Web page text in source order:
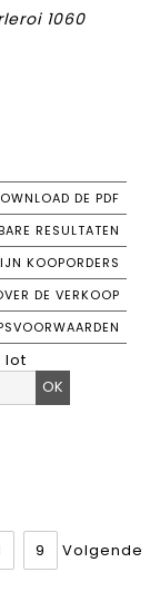
1060
DE PDF
RESULTATEN
KOOPORDERS
DE VERKOOP
lot
OK
9 Volgende